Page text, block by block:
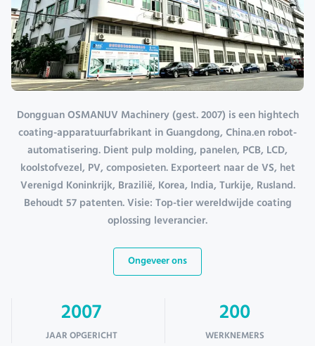
Dongguan OSMANUV Machinery (gest. 2007) is een hightech
coating-apparatuurfabrikant in Guangdong, China.en robot-
automatisering. Dient pulp molding, panelen, PCB, LCD,
koolstofvezel, PV, composieten. Exporteert naar de VS, het
Verenigd Koninkrijk, Brazilië, Korea, India, Turkije, Rusland.
Behoudt 57 patenten. Visie: Top-tier wereldwijde coating
oplossing leverancier.
Ongeveer ons
2007
JAAR OPGERICHT
200
WERKNEMERS